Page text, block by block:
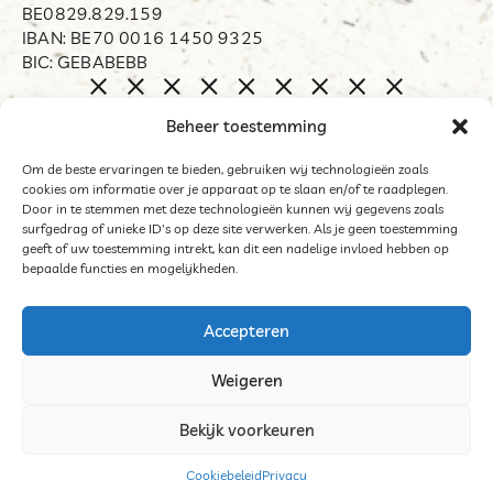
Beheer toestemming
Om de beste ervaringen te bieden, gebruiken wij technologieën zoals
cookies om informatie over je apparaat op te slaan en/of te raadplegen.
Door in te stemmen met deze technologieën kunnen wij gegevens zoals
surfgedrag of unieke ID's op deze site verwerken. Als je geen toestemming
geeft of uw toestemming intrekt, kan dit een nadelige invloed hebben op
bepaalde functies en mogelijkheden.
Accepteren
Weigeren
Bekijk voorkeuren
CookiebeleidPrivacy
BE0829.829.159
IBAN: BE70 0016 1450 9325
BIC: GEBABEBB
Restart
Organisator
Word mecenas
Archief
Algemene voorwaarden deelnemers tentoonstelling